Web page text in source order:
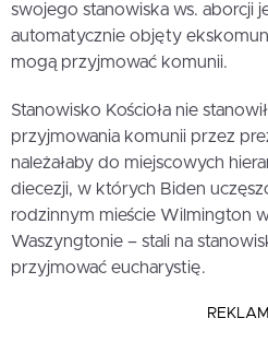
swojego stanowiska ws. aborcji
automatycznie objęty
mogą przyjmować komunii.
Stanowisko Kościoła nie
przyjmowania komunii przez
należałaby do miejscowych
diecezji, w których Biden
rodzinnym mieście Wilmington
Waszyngtonie – stali na
przyjmować eucharystię.